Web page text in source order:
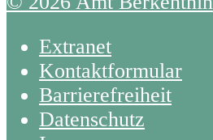
Extranet
Kontaktformular
Barrierefreiheit
Datenschutz